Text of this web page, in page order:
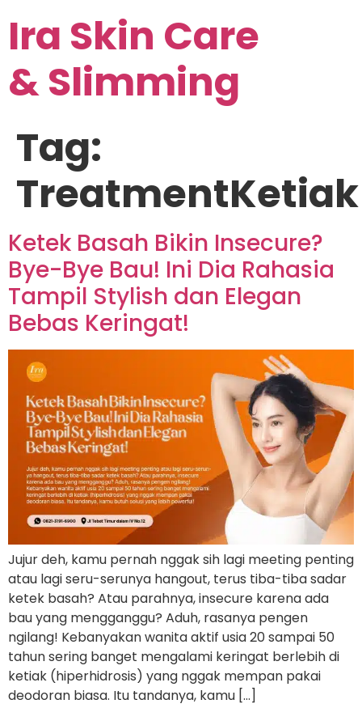
Ira Skin Care
& Slimming
Tag:
TreatmentKetiak
Ketek Basah Bikin Insecure?
Bye-Bye Bau! Ini Dia Rahasia
Tampil Stylish dan Elegan
Bebas Keringat!
Jujur deh, kamu pernah nggak sih lagi meeting penting
atau lagi seru-serunya hangout, terus tiba-tiba sadar
ketek basah? Atau parahnya, insecure karena ada
bau yang mengganggu? Aduh, rasanya pengen
ngilang! Kebanyakan wanita aktif usia 20 sampai 50
tahun sering banget mengalami keringat berlebih di
ketiak (hiperhidrosis) yang nggak mempan pakai
deodoran biasa. Itu tandanya, kamu […]